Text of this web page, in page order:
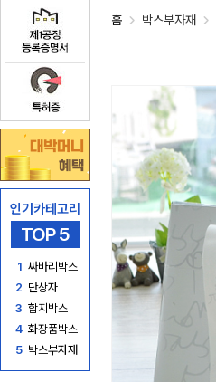
인기카테고리
TOP 5
1 싸바리박스
2 단상자
3 합지박스
4 화장품박스
5 박스부자재
홈 박스부자재